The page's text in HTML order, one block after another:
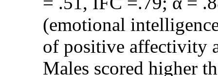
(emotional
of positive affectivity
Males scored higher